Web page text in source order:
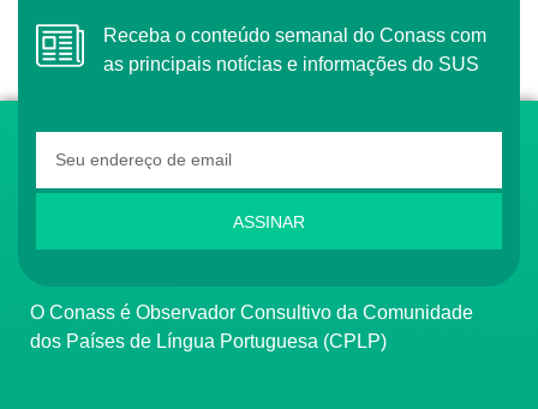
Receba o conteúdo semanal do Conass com
as principais notícias e informações do SUS
ASSINAR
O Conass é Observador Consultivo da Comunidade
dos Países de Língua Portuguesa (CPLP)